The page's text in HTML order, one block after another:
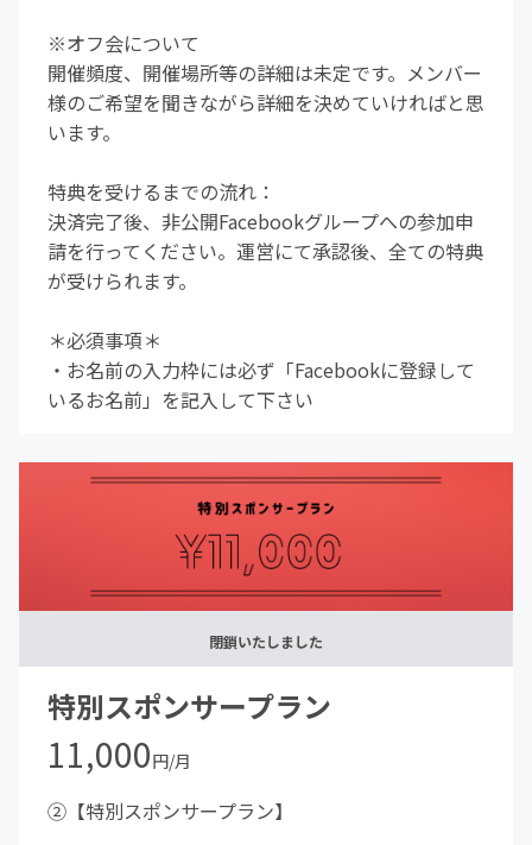
※オフ会について
開催頻度、開催場所等の詳細は未定です。メンバー
様のご希望を聞きながら詳細を決めていければと思
います。
特典を受けるまでの流れ：
決済完了後、非公開Facebookグループへの参加申
請を行ってください。運営にて承認後、全ての特典
が受けられます。
＊必須事項＊
・お名前の入力枠には必ず「Facebookに登録して
いるお名前」を記入して下さい
閉鎖いたしました
特別スポンサープラン
11,000円/月
②【特別スポンサープラン】